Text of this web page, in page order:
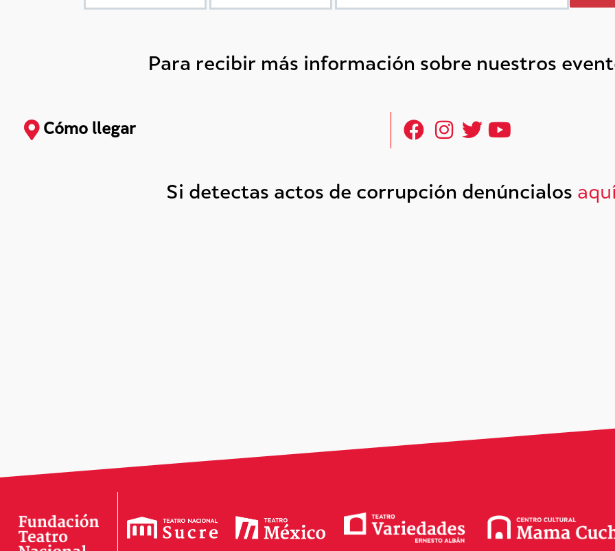
Para recibir más información sobre nuestros
Cómo llegar
Si detectas actos de corrupción denúncialos aquí